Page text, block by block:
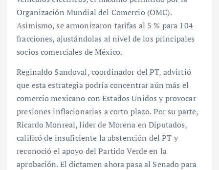
Organización Mundial del Comercio (OMC).
Asimismo, se armonizaron tarifas al 5 % para 104
fracciones, ajustándolas al nivel de los principales
socios comerciales de México.
Reginaldo Sandoval, coordinador del PT, advirtió
que esta estrategia podría concentrar aún más el
comercio mexicano con Estados Unidos y provocar
presiones inflacionarias a corto plazo. Por su parte,
Ricardo Monreal, líder de Morena en Diputados,
calificó de insuficiente la abstención del PT y
reconoció el apoyo del Partido Verde en la
aprobación. El dictamen ahora pasa al Senado para